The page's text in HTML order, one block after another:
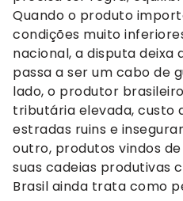
Quando o produto
condições muito
nacional, a disputa deixa
passa a ser um cabo de
lado, o produtor
tributária elevada, custo
estradas ruins e
outro, produtos vindos
suas cadeias produtivas
Brasil ainda trata como